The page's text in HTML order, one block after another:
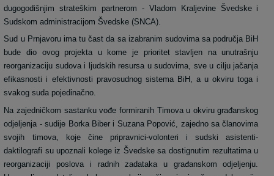
dugogodišnjim strateškim partnerom - Vladom Kraljevine Švedske i
Sudskom administracijom Švedske (SNCA).
Sud u Prnjavoru ima tu čast da sa izabranim sudovima sa područja BiH
bude dio ovog projekta u kome je prioritet stavljen na unutrašnju
reorganizaciju sudova i ljudskih resursa u sudovima, sve u cilju jačanja
efikasnosti i efektivnosti pravosudnog sistema BiH, a u okviru toga i
svakog suda pojedinačno.
Na zajedničkom sastanku vođe formiranih Timova u okviru građanskog
odjeljenja - sudije Borka Biber i Suzana Popović, zajedno sa članovima
svojih timova, koje čine pripravnici-volonteri i sudski asistenti-
daktilografi su upoznali kolege iz Švedske sa dostignutim rezultatima u
reorganizaciji poslova i radnih zadataka u građanskom odjeljenju.